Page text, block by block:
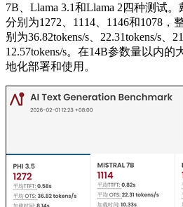
7B、Llama 3.1和Llama 2四种测试。
分别为1272、1114、1146和1078，
别为36.82tokens/s、22.31tokens/s、
12.57tokens/s。在14B参数量以内
地化部署和使用。